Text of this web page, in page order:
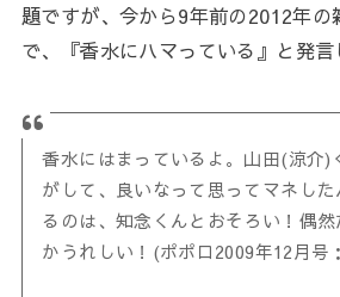
題ですが、今から9年前の2012年の
で、『香水にハマっている』と発言
香水にはまっているよ。山田(涼介)
がして、良いなって思ってマネし
るのは、知念くんとおそろい！偶
かうれしい！(ポポロ2009年12月号